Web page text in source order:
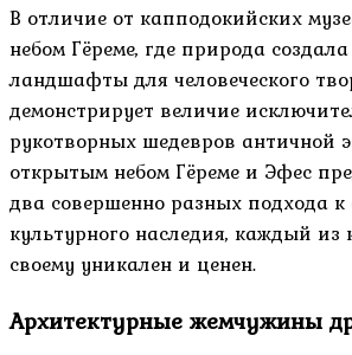
В отличие от капподокийских
небом Гёреме, где природа
ландшафты для человеческого
демонстрирует величие
рукотворных шедевров античной
открытым небом Гёреме и Эфес
два совершенно разных подхода
культурного наследия, каждый из
своему уникален и ценен.
Архитектурные жемчужины